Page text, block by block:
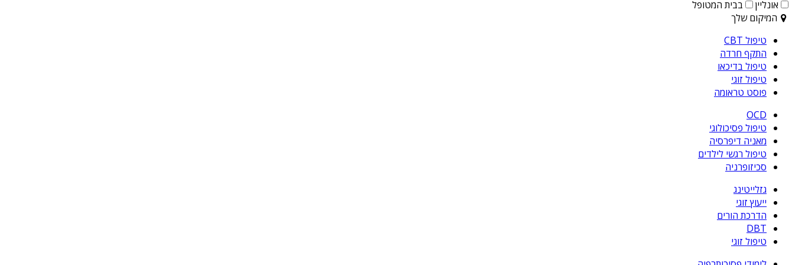
אונליין
בבית המטופל
המיקום שלך
טיפול CBT
התקף חרדה
טיפול בדיכאו
טיפול זוגי
פוסט טראומה
OCD
טיפול פסיכולוגי
מאניה דיפרסיה
טיפול רגשי לילדים
סכיזופרניה
גזלייטינג
ייעוץ זוגי
הדרכת הורים
DBT
טיפול זוגי